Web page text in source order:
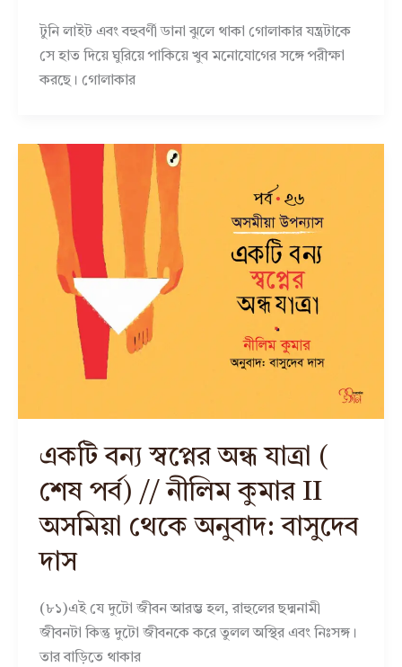
টুনি লাইট এবং বহুবর্ণী ডানা ঝুলে থাকা গোলাকার যন্ত্রটাকে
সে হাত দিয়ে ঘুরিয়ে পাকিয়ে খুব মনোযোগের সঙ্গে পরীক্ষা
করছে। গোলাকার
একটি বন্য স্বপ্নের অন্ধ যাত্রা (
শেষ পর্ব) // নীলিম কুমার II
অসমিয়া থেকে অনুবাদ: বাসুদেব
দাস
(৮১)এই যে দুটো জীবন আরম্ভ হল, রাহুলের ছদ্মনামী
জীবনটা কিন্তু দুটো জীবনকে করে তুলল অস্থির এবং নিঃসঙ্গ।
তার বাড়িতে থাকার